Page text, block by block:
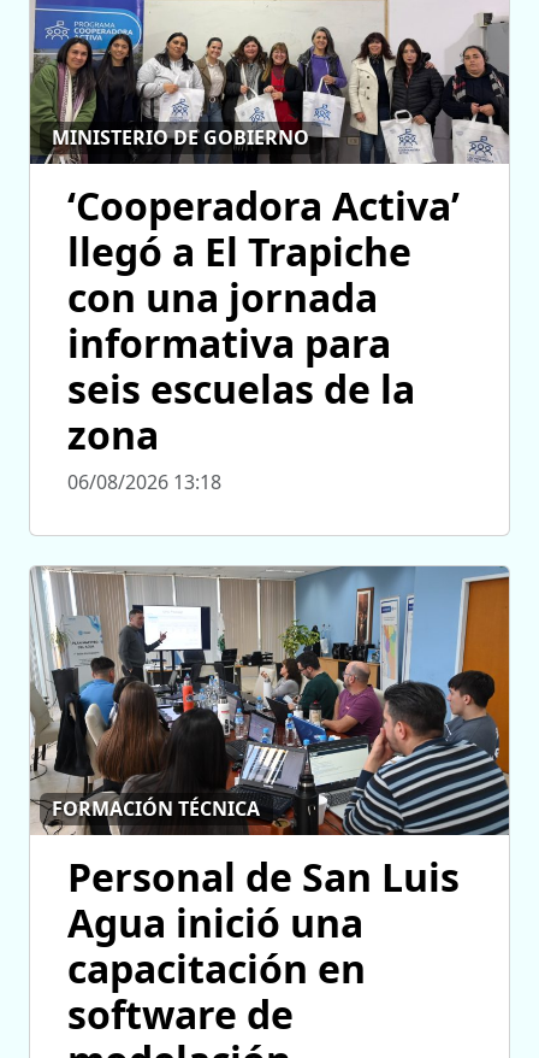
MINISTERIO DE GOBIERNO
‘Cooperadora Activa’
llegó a El Trapiche
con una jornada
informativa para
seis escuelas de la
zona
06/08/2026 13:18
FORMACIÓN TÉCNICA
Personal de San Luis
Agua inició una
capacitación en
software de